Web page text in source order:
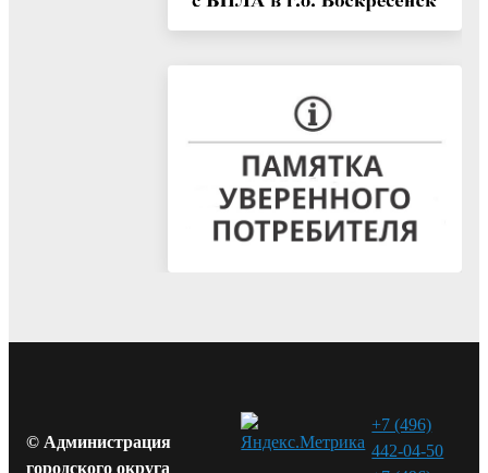
© Администрация
городского округа
+7 (496)
442-04-50